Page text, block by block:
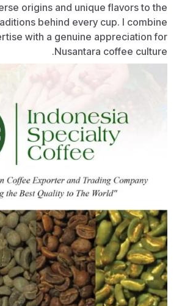
origins and unique flavors to the
behind every cup. I combine
with a genuine appreciation for
Nusantara coffee culture.